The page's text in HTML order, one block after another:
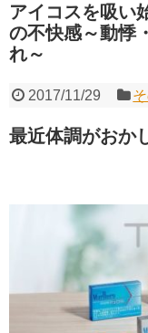
アイコスを吸い
の不快感～動悸
れ～
2017/11/29
最近体調がおか